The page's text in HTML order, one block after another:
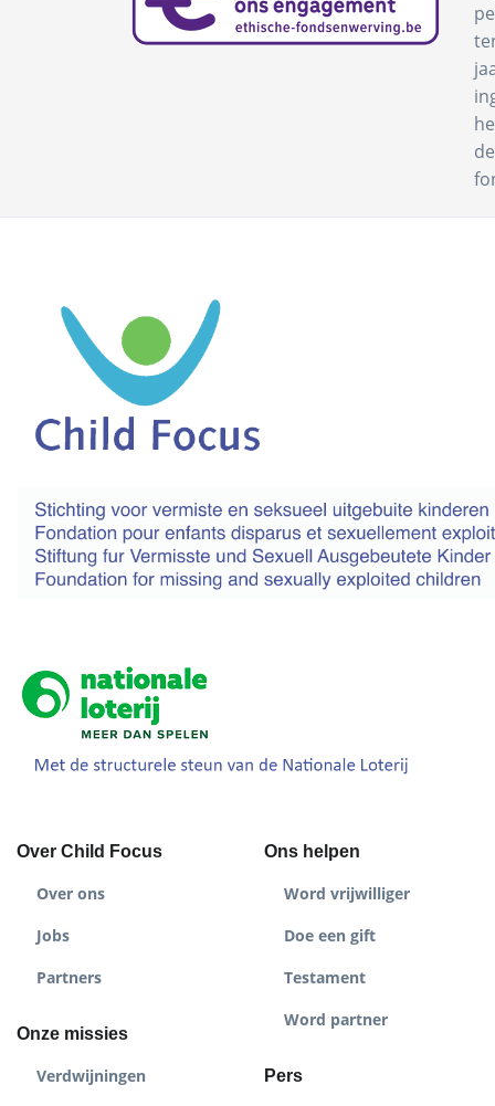
Over Child Focus
Over ons
Jobs
Partners
Onze missies
Verdwijningen
Ons helpen
Word vrijwilliger
Doe een gift
Testament
Word partner
Pers